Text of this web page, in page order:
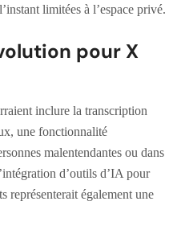
limitées à l’espace privé.
pour X
inclure la transcription
une fonctionnalité
malentendantes ou dans
d’outils d’IA pour
représenterait également une